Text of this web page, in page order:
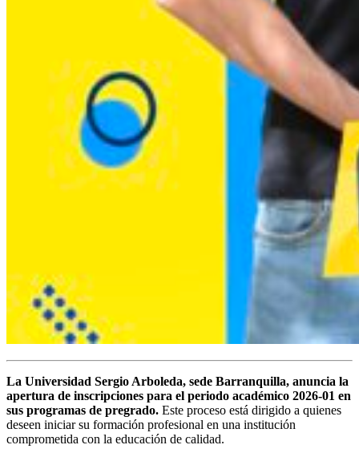
La Universidad Sergio Arboleda, sede Barranquilla, anuncia la
apertura de inscripciones para el periodo académico 2026-01 en
sus programas de pregrado. Este proceso está dirigido a quienes
deseen iniciar su formación profesional en una institución
comprometida con la educación de calidad.